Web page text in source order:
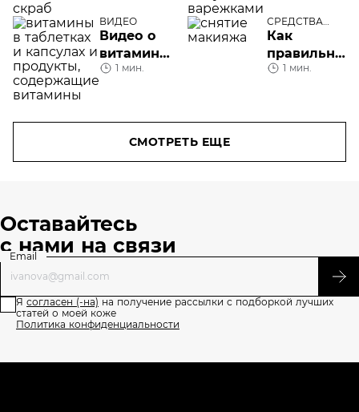
ВИДЕО
Видео о
витаминах
для кожи
1 мин.
СРЕДСТВА
УХОДА
Как
правильно
снимать
1 мин.
СМОТРЕТЬ ЕЩЕ
Оставайтесь
с нами на связи
Email
Я согласен (-на) на получение рассылки с подборкой лучших
статей о моей коже
Политика конфиденциальности